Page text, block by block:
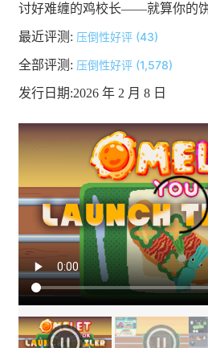
讨好难缠的鸡校长——就算你的饼
最近评测: 压倒性好评 (43)
全部评测: 压倒性好评 (1,578)
发行日期:2026 年 2 月 8 日